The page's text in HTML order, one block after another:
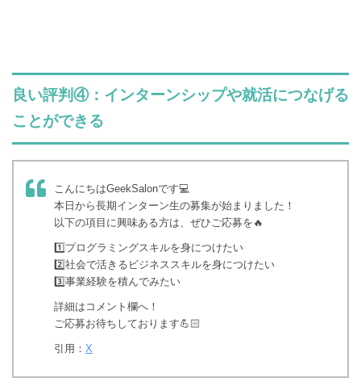
良い評判④：インターンシップや就活につなげる
ことができる
こんにちはGeekSalonです💻
本日から長期インターン生の募集が始まりました！
以下の項目に興味ある方は、ぜひご応募を🔥
1️⃣プログラミングスキルを身につけたい
2️⃣社会で活きるビジネススキルを身につけたい
3️⃣事業経験を積んでみたい
詳細はコメント欄へ！
ご応募お待ちしております💪🏻
引用： X